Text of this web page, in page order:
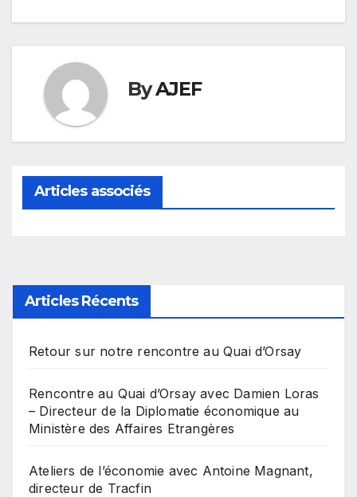
ByAJEF
Articles associés
Articles Récents
Retour sur notre rencontre au Quai d’Orsay
Rencontre au Quai d’Orsay avec Damien Loras
– Directeur de la Diplomatie économique au
Ministère des Affaires Etrangères
Ateliers de l’économie avec Antoine Magnant,
directeur de Tracfin